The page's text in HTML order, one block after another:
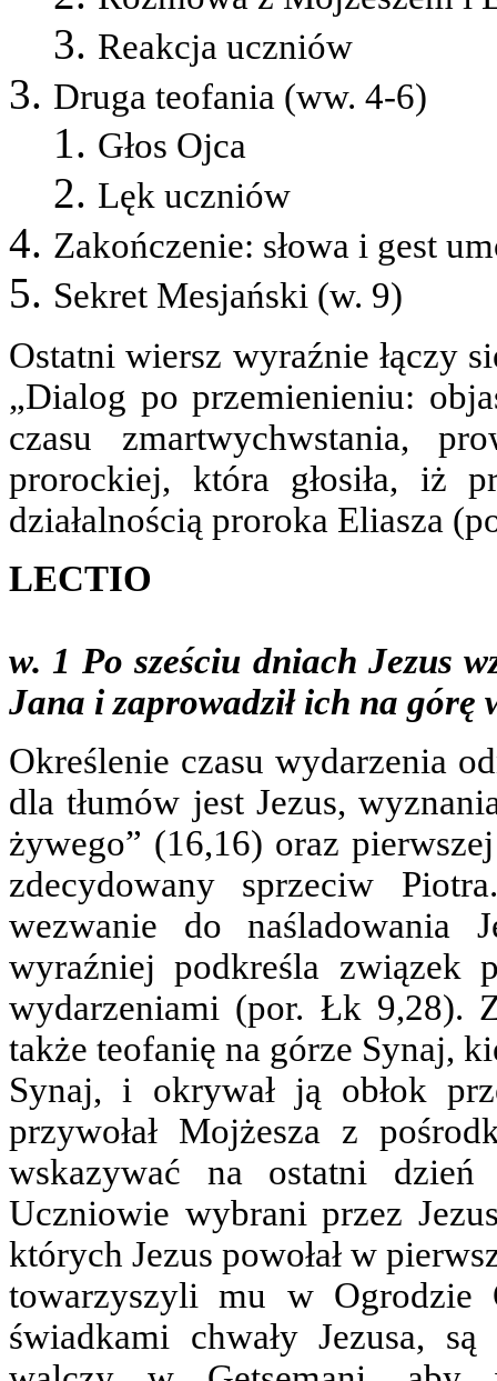
Reakcja uczniów
Druga teofania (ww. 4-6)
Głos Ojca
Lęk uczniów
Zakończenie: słowa i gest
Sekret Mesjański (w. 9)
Ostatni wiersz wyraźnie łączy
„Dialog po przemienieniu:
czasu zmartwychwstania,
prorockiej, która głosiła, iż
działalnością proroka Eliasza
LECTIO
w. 1 Po sześciu dniach Jezus
Jana i zaprowadził ich na górę
Określenie czasu wydarzenia
dla tłumów jest Jezus,
żywego” (16,16) oraz
zdecydowany sprzeciw
wezwanie do naśladowania
wyraźniej podkreśla związek
wydarzeniami (por. Łk 9,28).
także teofanię na górze Synaj,
Synaj, i okrywał ją obłok
przywołał Mojżesza z
wskazywać na ostatni
Uczniowie wybrani przez
których Jezus powołał w
towarzyszyli mu w
świadkami chwały Jezusa,